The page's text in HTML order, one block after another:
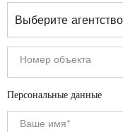
Персональные данные